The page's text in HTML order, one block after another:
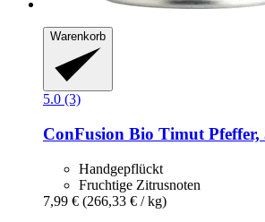
Warenkorb
5.0 (3)
ConFusion Bio Timut Pfeffer,
Handgepflückt
Fruchtige Zitrusnoten
7,99 € (266,33 € / kg)